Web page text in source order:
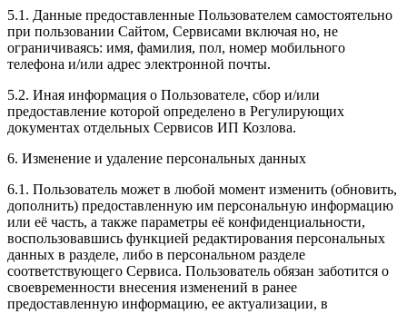
5.1. Данные предоставленные Пользователем самостоятельно
при пользовании Сайтом, Сервисами включая но, не
ограничиваясь: имя, фамилия, пол, номер мобильного
телефона и/или адрес электронной почты.
5.2. Иная информация о Пользователе, сбор и/или
предоставление которой определено в Регулирующих
документах отдельных Сервисов ИП Козлова.
6. Изменение и удаление персональных данных
6.1. Пользователь может в любой момент изменить (обновить,
дополнить) предоставленную им персональную информацию
или её часть, а также параметры её конфиденциальности,
воспользовавшись функцией редактирования персональных
данных в разделе, либо в персональном разделе
соответствующего Сервиса. Пользователь обязан заботится о
своевременности внесения изменений в ранее
предоставленную информацию, ее актуализации, в